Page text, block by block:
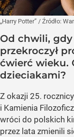
„Harry Potter” / Źródło:
Od chwili,
przekroczył
ćwierć wieku.
dzieciakami?
Z okazji 25.
i Kamienia
wróci do polskich
przez lata zmienili